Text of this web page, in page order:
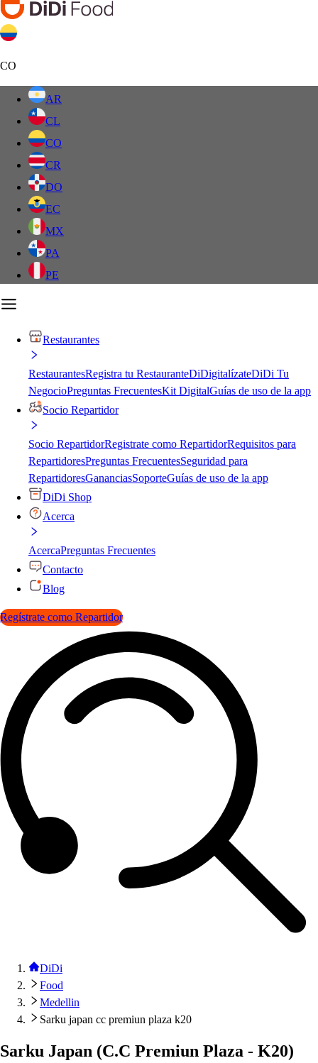
CO
AR
CL
CO
CR
DO
EC
MX
PA
PE
Restaurantes
RestaurantesRegistra tu RestauranteDiDigitalízateDiDi Tu
NegocioPreguntas FrecuentesKit DigitalGuías de uso de la app
Socio Repartidor
Socio RepartidorRegistrate como RepartidorRequisitos para
RepartidoresPreguntas FrecuentesSeguridad para
RepartidoresGananciasSoporteGuías de uso de la app
DiDi Shop
Acerca
AcercaPreguntas Frecuentes
Contacto
Blog
Regístrate como Repartidor
DiDi
Food
Medellin
Sarku japan cc premiun plaza k20
Sarku Japan (C.C Premiun Plaza - K20)